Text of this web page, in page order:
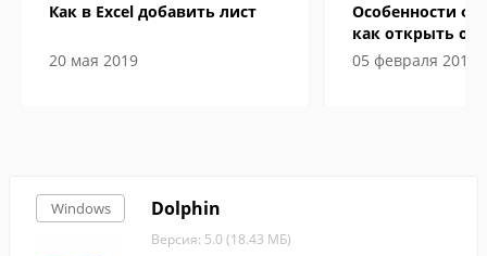
Как в Excel добавить лист
20 мая 2019
Особенности
как открыть
компьютере
05 февраля 2019
Windows Dolphin
Версия: 5.0 (18.43 МБ)